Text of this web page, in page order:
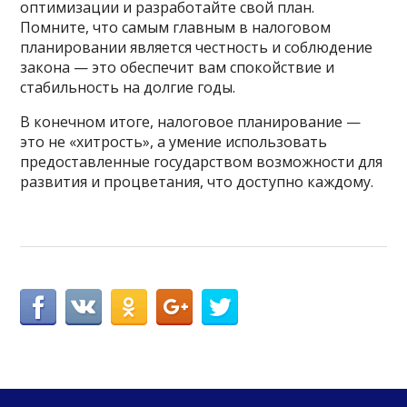
оптимизации и разработайте свой план.
Помните, что самым главным в налоговом
планировании является честность и соблюдение
закона — это обеспечит вам спокойствие и
стабильность на долгие годы.
В конечном итоге, налоговое планирование —
это не «хитрость», а умение использовать
предоставленные государством возможности для
развития и процветания, что доступно каждому.